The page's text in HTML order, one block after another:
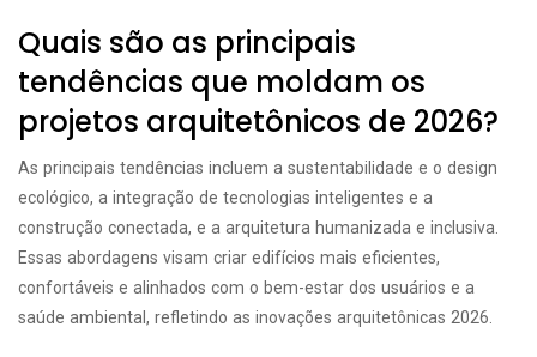
Quais são as principais
tendências que moldam os
projetos arquitetônicos de 2026?
As principais tendências incluem a sustentabilidade e o design
ecológico, a integração de tecnologias inteligentes e a
construção conectada, e a arquitetura humanizada e inclusiva.
Essas abordagens visam criar edifícios mais eficientes,
confortáveis e alinhados com o bem-estar dos usuários e a
saúde ambiental, refletindo as inovações arquitetônicas 2026.